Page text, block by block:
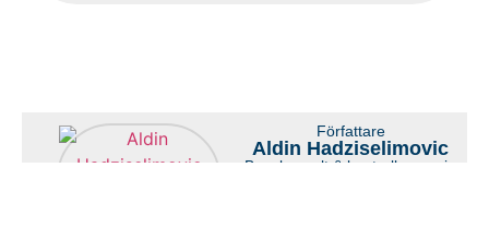
Författare
Aldin Hadziselimovic
Byggkonsult & kontrollansvarig